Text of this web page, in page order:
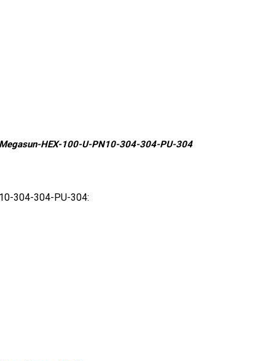
HEX-100-U-PN10-304-304-PU-304
304-304-PU-304: